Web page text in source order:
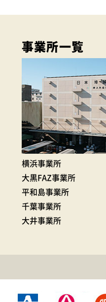
事業所一覧
横浜事業所
大黒FAZ事業所
平和島事業所
千葉事業所
大井事業所